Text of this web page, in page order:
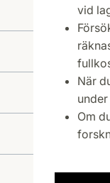
vid
När
Om